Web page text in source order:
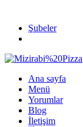
Şubeler
Ana sayfa
Menü
Yorumlar
Blog
İletişim